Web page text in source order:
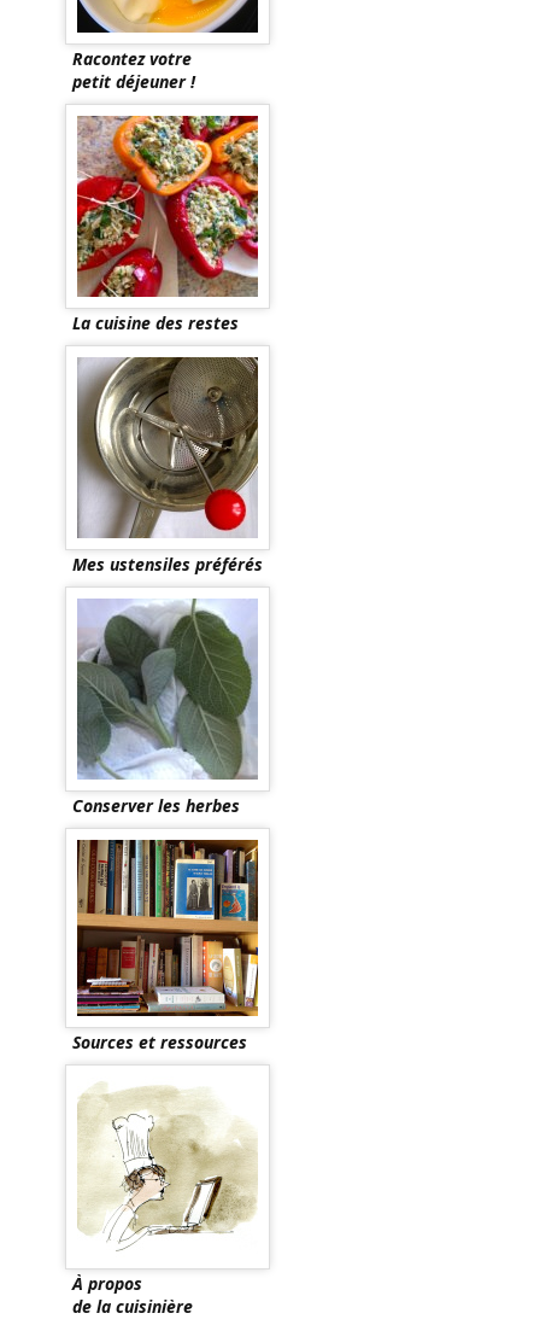
Racontez votre
petit déjeuner !
La cuisine des restes
Mes ustensiles préférés
Conserver les herbes
Sources et ressources
À propos
de la cuisinière